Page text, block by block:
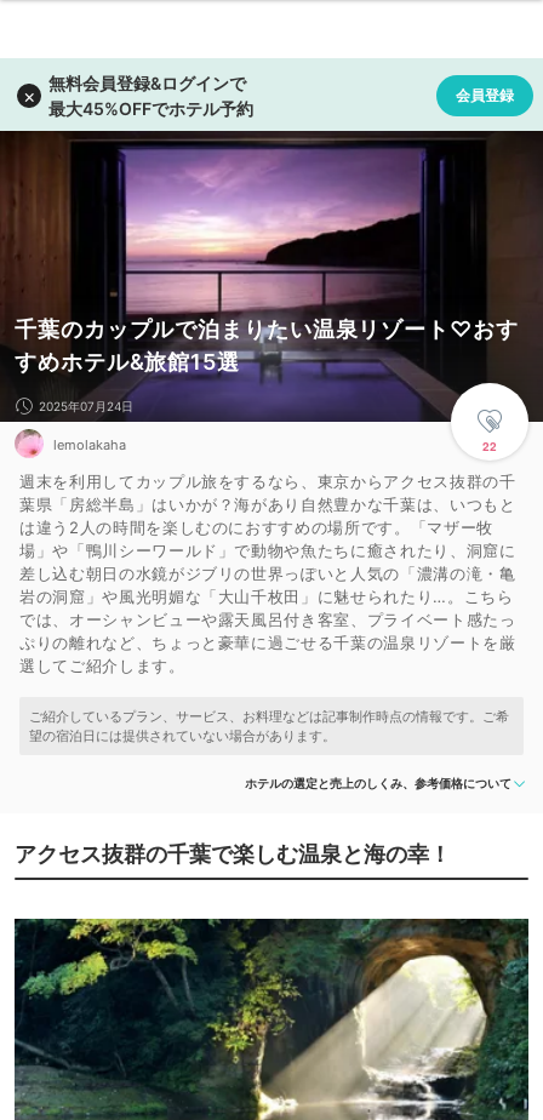
千葉のカップルで泊まりたい温泉リゾート♡おす
すめホテル&旅館15選
22
2025年07月24日
lemolakaha
週末を利用してカップル旅をするなら、東京からアクセス抜群の千
葉県「房総半島」はいかが？海があり自然豊かな千葉は、いつもと
は違う2人の時間を楽しむのにおすすめの場所です。「マザー牧
場」や「鴨川シーワールド」で動物や魚たちに癒されたり、洞窟に
差し込む朝日の水鏡がジブリの世界っぽいと人気の「濃溝の滝・亀
岩の洞窟」や風光明媚な「大山千枚田」に魅せられたり…。こちら
では、オーシャンビューや露天風呂付き客室、プライベート感たっ
ぷりの離れなど、ちょっと豪華に過ごせる千葉の温泉リゾートを厳
選してご紹介します。
ホテルの選定と売上のしくみ、参考価格について
アクセス抜群の千葉で楽しむ温泉と海の幸！